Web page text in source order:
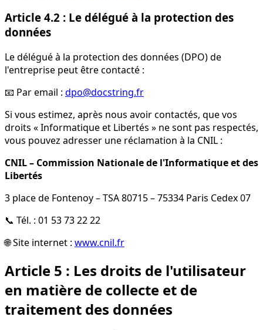
Article 4.2 : Le délégué à la protection des
données
Le délégué à la protection des données (DPO) de
l'entreprise peut être contacté :
📧 Par email : dpo@docstring.fr
Si vous estimez, après nous avoir contactés, que vos
droits « Informatique et Libertés » ne sont pas respectés,
vous pouvez adresser une réclamation à la CNIL :
CNIL – Commission Nationale de l'Informatique et des
Libertés
3 place de Fontenoy – TSA 80715 – 75334 Paris Cedex 07
📞 Tél. : 01 53 73 22 22
🌐 Site internet : www.cnil.fr
Article 5 : Les droits de l'utilisateur
en matière de collecte et de
traitement des données